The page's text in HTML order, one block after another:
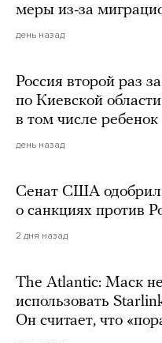
меры из-за
день назад
Россия второй раз
по Киевской
в том числе ребенок
день назад
Сенат США одобрил
о санкциях против
2 дня назад
The Atlantic: Маск
использовать
Он считает, что